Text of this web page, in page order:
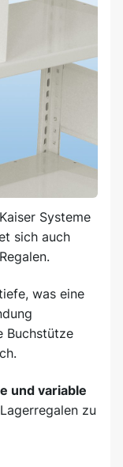
Systeme
sich auch
was eine
Buchstütze
und variable
zu